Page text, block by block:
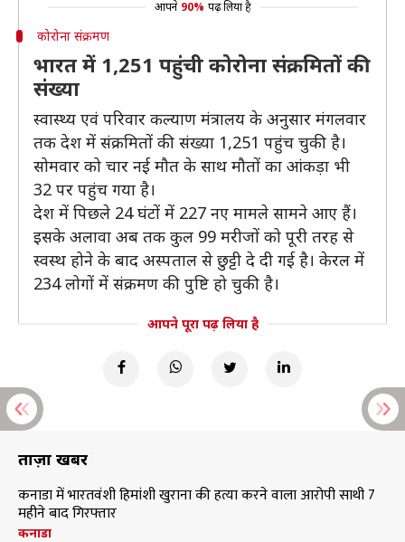
आपने 90% पढ़ लिया है
कोरोना संक्रमण
भारत में 1,251 पहुंची कोरोना संक्रमितों की
संख्या
स्वास्थ्य एवं परिवार कल्याण मंत्रालय के अनुसार मंगलवार
तक देश में संक्रमितों की संख्या 1,251 पहुंच चुकी है।
सोमवार को चार नई मौत के साथ मौतों का आंकड़ा भी
32 पर पहुंच गया है।
देश में पिछले 24 घंटों में 227 नए मामले सामने आए हैं।
इसके अलावा अब तक कुल 99 मरीजों को पूरी तरह से
स्वस्थ होने के बाद अस्पताल से छुट्टी दे दी गई है। केरल में
234 लोगों में संक्रमण की पुष्टि हो चुकी है।
आपने पूरा पढ़ लिया है
ताज़ा खबरें
कनाडा में भारतवंशी हिमांशी खुराना की हत्या करने वाला आरोपी साथी 7
महीने बाद गिरफ्तार
कनाडा